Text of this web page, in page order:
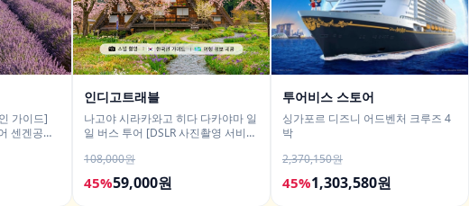
가이드]
센겐공원
인디고트래블
나고야 시라카와고 히다 다카야마 일
일 버스 투어 [DSLR 사진촬영 서비
108,000원
45%59,000원
투어비스 스토어
싱가포르 디즈니 어드벤처 크루즈 4
박
2,370,150원
45%1,303,580원